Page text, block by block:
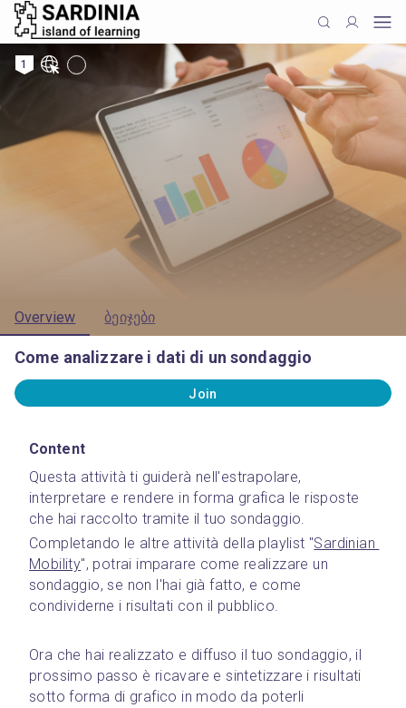
1
Overview ბეიჯები
Come analizzare i dati di un sondaggio
Join
Content
Questa attività ti guiderà nell'estrapolare,
interpretare e rendere in forma grafica le risposte
che hai raccolto tramite il tuo sondaggio.
Completando le altre attività della playlist "Sardinian
Mobility", potrai imparare come realizzare un
sondaggio, se non l'hai già fatto, e come
condividerne i risultati con il pubblico.
Ora che hai realizzato e diffuso il tuo sondaggio, il
prossimo passo è ricavare e sintetizzare i risultati
sotto forma di grafico in modo da poterli